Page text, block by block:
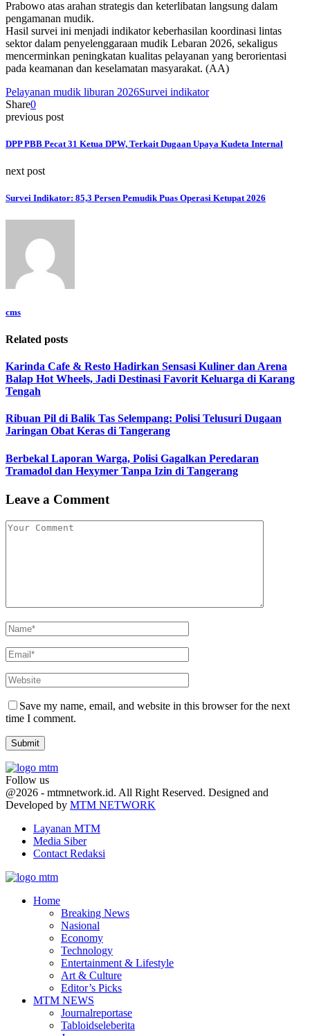
Prabowo atas arahan strategis dan keterlibatan langsung dalam
pengamanan mudik.
Hasil survei ini menjadi indikator keberhasilan koordinasi lintas
sektor dalam penyelenggaraan mudik Lebaran 2026, sekaligus
mencerminkan peningkatan kualitas pelayanan yang berorientasi
pada keamanan dan keselamatan masyarakat. (AA)
Pelayanan mudik liburan 2026Survei indikator
Share0
previous post
DPP PBB Pecat 31 Ketua DPW, Terkait Dugaan Upaya Kudeta Internal
next post
Survei Indikator: 85,3 Persen Pemudik Puas Operasi Ketupat 2026
cms
Related posts
Karinda Cafe & Resto Hadirkan Sensasi Kuliner dan Arena
Balap Hot Wheels, Jadi Destinasi Favorit Keluarga di Karang
Tengah
Ribuan Pil di Balik Tas Selempang: Polisi Telusuri Dugaan
Jaringan Obat Keras di Tangerang
Berbekal Laporan Warga, Polisi Gagalkan Peredaran
Tramadol dan Hexymer Tanpa Izin di Tangerang
Leave a Comment
Save my name, email, and website in this browser for the next
time I comment.
Follow us
Facebook
Twitter
Youtube
@2026 - mtmnetwork.id. All Right Reserved. Designed and
Developed by MTM NETWORK
Layanan MTM
Media Siber
Contact Redaksi
Home
Breaking News
Nasional
Economy
Technology
Entertainment & Lifestyle
Art & Culture
Editor’s Picks
MTM NEWS
Journalreportase
Tabloidseleberita